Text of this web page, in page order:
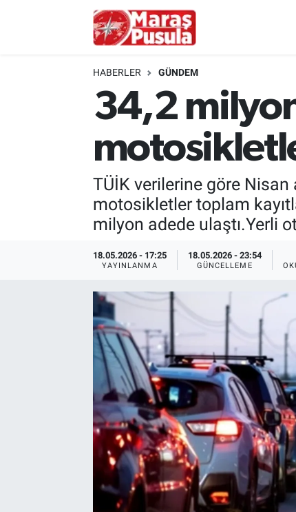
HABERLER GÜNDEM
34,2
TÜİK verilerine göre Nisan
motosikletler toplam
milyon adede ulaştı.Yerli
18.05.2026 - 17:25
YAYINLANMA
18.05.2026 - 23:54
GÜNCELLEME
Kültür Sanat
TEKNOLOJİ
Bilim, Teknoloji
İstanbul Hava Durumu
İstanbul Namaz Vakitleri
İstanbul Trafik Yoğunluk Haritası
Süper Lig Puan Durumu ve Fikstür
Tüm Manşetler
Son Dakika Haberleri
Haber Arşivi